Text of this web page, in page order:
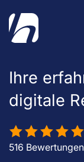
Ihre
digitale
516